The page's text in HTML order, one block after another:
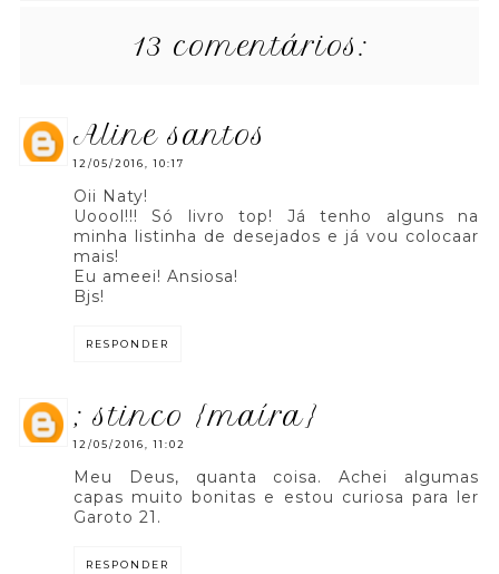
13 comentários:
aline santos
12/05/2016, 10:17
Oii Naty!
Uoool!!! Só livro top! Já tenho alguns na
minha listinha de desejados e já vou colocaar
mais!
Eu ameei! Ansiosa!
Bjs!
RESPONDER
; stinco {maíra}
12/05/2016, 11:02
Meu Deus, quanta coisa. Achei algumas
capas muito bonitas e estou curiosa para ler
Garoto 21.
RESPONDER